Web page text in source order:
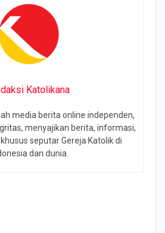
Katolikana
media berita online independen,
menyajikan berita, informasi,
seputar Gereja Katolik di
dan dunia.